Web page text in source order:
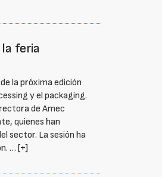
feria
la próxima edición
y el packaging.
de Amec
quienes han
sector. La sesión ha
…[+]